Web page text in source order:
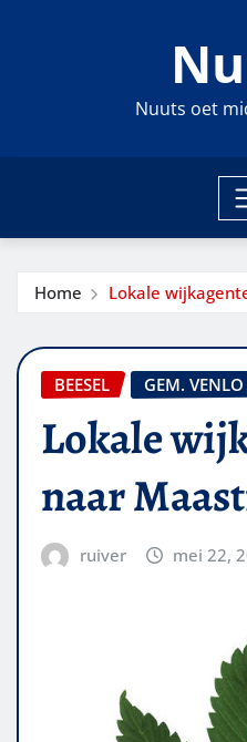
Nuuts oet
Home Lokale
BEESEL GEM. VENLO
Lokale
naar
ruiver mei 22,